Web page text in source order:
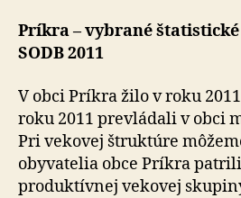
Príkra – vybrané
SODB 2011
V obci Príkra žilo v roku
roku 2011 prevládali v obci
Pri vekovej štruktúre
obyvatelia obce Príkra
produktívnej vekovej